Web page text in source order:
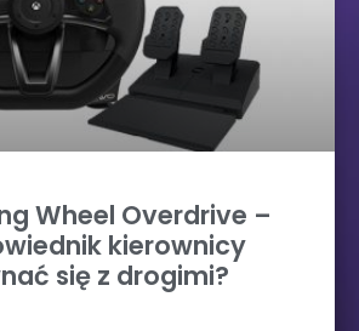
Wheel Overdrive –
kierownicy
się z drogimi?